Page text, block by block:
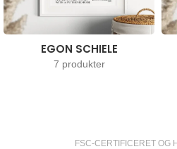
EGON SCHIELE
7 produkter
FSC-CERTIFICERET OG